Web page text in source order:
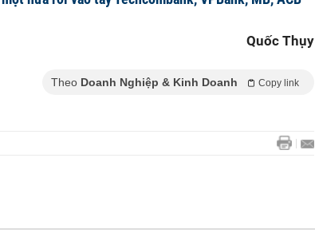
Quốc Thụy
Theo Doanh Nghiệp & Kinh Doanh Copy link